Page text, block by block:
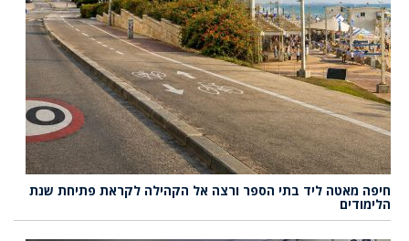
חיפה מאטה ליד בתי הספר ורצה אל הקהילה לקראת פתיחת שנת
הלימודים